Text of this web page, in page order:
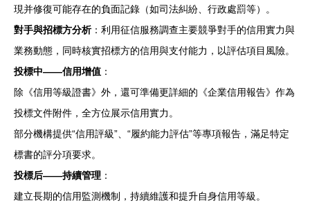
現并修復可能存在的負面記錄（如司法糾紛、行政處罰等）。
對手與招標方分析：利用征信服務調查主要競爭對手的信用實力與
業務動態，同時核實招標方的信用與支付能力，以評估項目風險。
投標中——信用增值 ：
除《信用等級證書》外，還可準備更詳細的《企業信用報告》作為
投標文件附件，全方位展示信用實力。
部分機構提供“信用評級”、“履約能力評估”等專項報告，滿足特定
標書的評分項要求。
投標后——持續管理 ：
建立長期的信用監測機制，持續維護和提升自身信用等級。